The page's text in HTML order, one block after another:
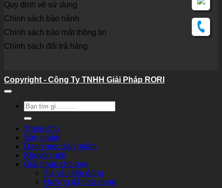
Quy định về sử dụng
Chính sách bảo hành
Chính sách bảo mật thông tin
Chính sách đổi trả hàng
Copyright - Công Ty TNHH Giải Pháp RORI
Tìm
kiếm:
Trang chủ
Sản phẩm
Danh mục sản phẩm
Khuyến mãi
Giải pháp cho bạn
Tư vấn tiêu dùng
Hướng dẫn sử dụng